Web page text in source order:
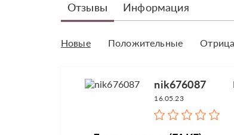
Отзывы Информация
Новые Положительные
nik676087
16.05.23